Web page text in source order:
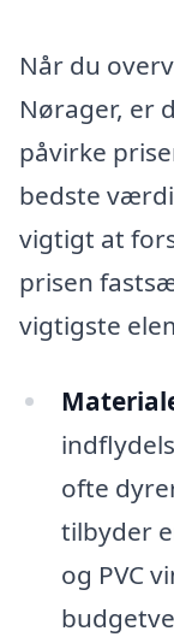
Når du
Nørager, er
påvirke
bedste
vigtigt at
prisen
vigtigste
ofte
tilbyder
og PVC